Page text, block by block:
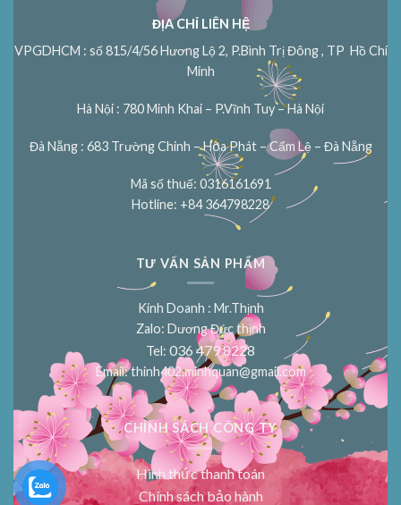
ĐỊA CHỈ LIÊN HỆ
VPGDHCM : số 815/4/56 Hương Lộ 2, P.Bình Trị Đông , TP Hồ Chí
Minh
Hà Nội : 780 Minh Khai – P.Vĩnh Tuy – Hà Nội
Đà Nẵng : 683 Trường Chinh – Hòa Phát – Cẩm Lệ – Đà Nẵng
Mã số thuế: 0316161691
Hotline: +84 364798228
TƯ VẤN SẢN PHẨM
Kinh Doanh : Mr.Thịnh
Zalo: Dương Đức thịnh
Tel: 036 479 8228
Email:thinh402.minhquan@gmail.com
CHÍNH SÁCH CÔNG TY
Hình thức thanh toán
Chính sách bảo hành